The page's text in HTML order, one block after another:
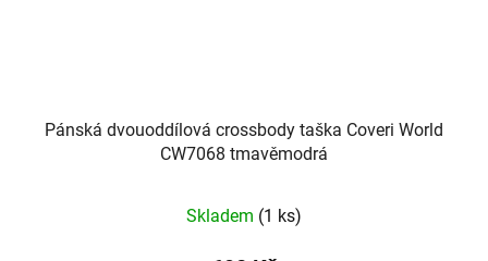
Pánská dvouoddílová crossbody taška Coveri World
CW7068 tmavěmodrá
Skladem (1 ks)